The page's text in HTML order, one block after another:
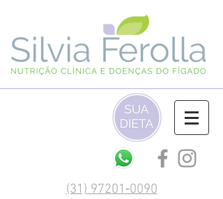
(‪31) 97201‑0090‬